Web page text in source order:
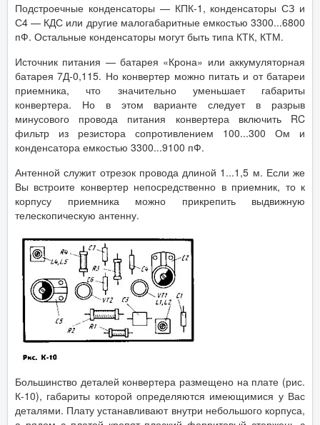
Подстроечные конденсаторы — КПК-1, конденсаторы СЗ и
С4 — КДС или другие малогабаритные емкостью 3300...6800
пФ. Остальные конденсаторы могут быть типа КТК, КТМ.
Источник питания — батарея «Крона» или аккумуляторная
батарея 7Д-0,115. Но конвертер можно питать и от батареи
приемника, что значительно уменьшает габариты
конвертера. Но в этом варианте следует в разрыв
минусового провода питания конвертера включить RC
фильтр из резистора сопротивлением 100...300 Ом и
конденсатора емкостью 3300...9100 пФ.
Антенной служит отрезок провода длиной 1...1,5 м. Если же
Вы встроите конвертер непосредственно в приемник, то к
корпусу приемника можно прикрепить выдвижную
телескопическую антенну.
Большинство деталей конвертера размещено на плате (рис.
К-10), габариты которой определяются имеющимися у Вас
деталями. Плату устанавливают внутри небольшого корпуса,